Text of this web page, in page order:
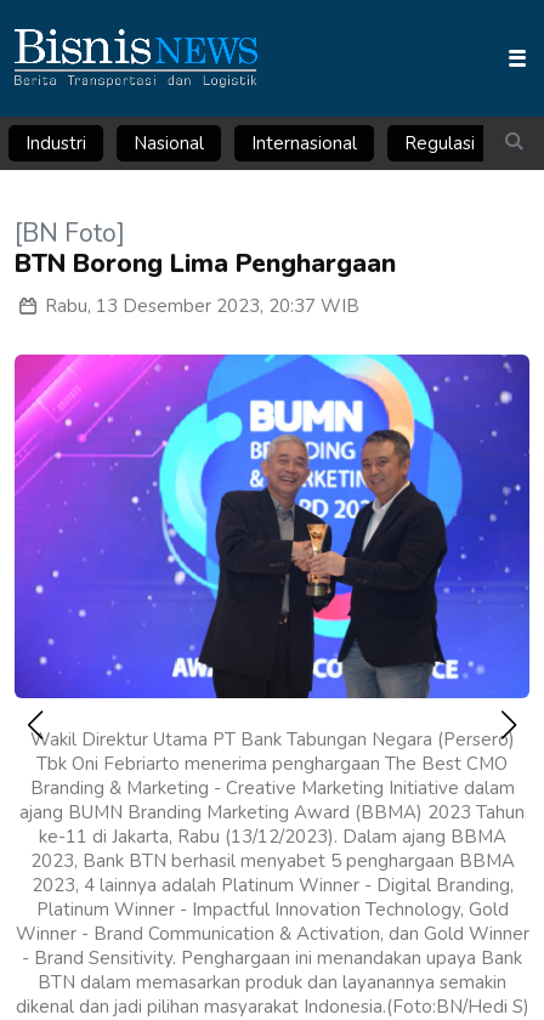
Industri Nasional Internasional Regulasi
[BN Foto]
BTN Borong Lima Penghargaan
Rabu, 13 Desember 2023, 20:37 WIB
Wakil Direktur Utama PT Bank Tabungan Negara (Persero)
Tbk Oni Febriarto menerima penghargaan The Best CMO
Branding & Marketing - Creative Marketing Initiative dalam
ajang BUMN Branding Marketing Award (BBMA) 2023 Tahun
ke-11 di Jakarta, Rabu (13/12/2023). Dalam ajang BBMA
2023, Bank BTN berhasil menyabet 5 penghargaan BBMA
2023, 4 lainnya adalah Platinum Winner - Digital Branding,
Platinum Winner - Impactful Innovation Technology, Gold
Winner - Brand Communication & Activation, dan Gold Winner
- Brand Sensitivity. Penghargaan ini menandakan upaya Bank
BTN dalam memasarkan produk dan layanannya semakin
dikenal dan jadi pilihan masyarakat Indonesia.(Foto:BN/Hedi S)